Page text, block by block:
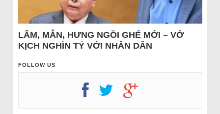
LÂM, MẪN, HƯNG NGỒI GHẾ MỚI – VỞ
KỊCH NGHÌN TỶ VỚI NHÂN DÂN
FOLLOW US